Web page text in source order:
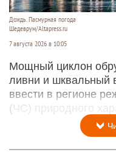
Дождь. Пасмурная погода
Шедеврум/Altapress.ru
7 августа 2026 в 10:05
Мощный циклон
ливни и шквальный
ввести в регионе
(ЧС) природного